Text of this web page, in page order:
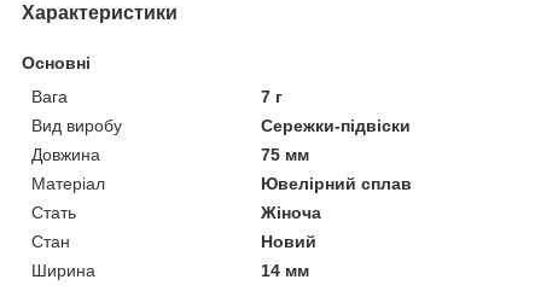
Характеристики
Основні
Вага
7 г
Вид виробу
Сережки-підвіски
Довжина
75 мм
Матеріал
Ювелірний сплав
Стать
Жіноча
Стан
Новий
Ширина
14 мм